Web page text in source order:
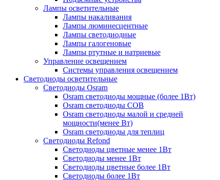
Лампы осветительные
Лампы накаливания
Лампы люминесцентные
Лампы светодиодные
Лампы галогеновые
Лампы ртутные и натриевые
Управление освещением
Системы управления освещением
Светодиоды осветительные
Светодиоды Osram
Osram светодиоды мощные (более 1Вт)
Osram светодиоды COB
Osram светодиоды малой и средней
мощности(менее Вт)
Osram светодиоды для теплиц
Светодиоды Refond
Светодиоды цветные менее 1Вт
Светодиоды менее 1Вт
Светодиоды цветные более 1Вт
Светодиоды более 1Вт